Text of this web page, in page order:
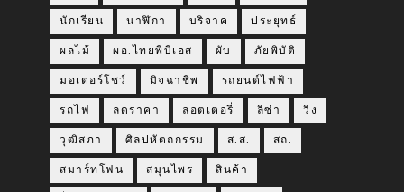
นักเรียน นาฬิกา บริจาค ประยุทธ์
ผลไม้ ผอ.ไทยพีบีเอส ผับ ภัยพิบัติ
มอเตอร์โชว์ มิจฉาชีพ รถยนต์ไฟฟ้า
รถไฟ ลดราคา ลอตเตอรี่ ลิซ่า วิ่ง
วุฒิสภา ศิลปหัตถกรรม ส.ส. สถ.
สมาร์ทโฟน สมุนไพร สินค้า